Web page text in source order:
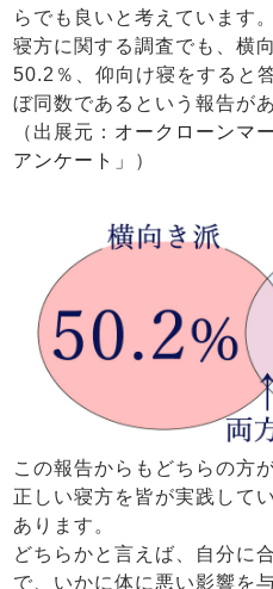
らでも良いと考えています。
寝方に関する調査でも、横
50.2％、仰向け寝をすると
ぼ同数であるという報告が
（出展元： オークローンマ
アンケート」
）
この報告からもどちらの方
正しい寝方を皆が実践して
あります。
どちらかと言えば、自分に
で、いかに体に悪い影響を